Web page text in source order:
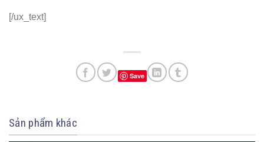
[/ux_text]
Save
Sản phẩm khác